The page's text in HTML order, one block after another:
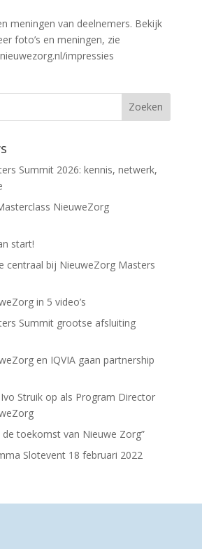
meningen van deelnemers. Bekijk
foto’s en meningen, zie
impressies
Summit 2026: kennis, netwerk,
NieuweZorg
start!
centraal bij NieuweZorg Masters
in 5 video’s
Summit grootse afsluiting
en IQVIA gaan partnership
Struik op als Program Director
de toekomst van Nieuwe Zorg”
Slotevent 18 februari 2022